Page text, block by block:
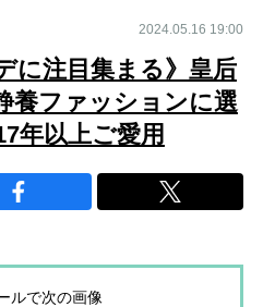
2024.05.16 19:00
に注目集まる》皇后
養ファッションに選
年以上ご愛用
ルで次の画像